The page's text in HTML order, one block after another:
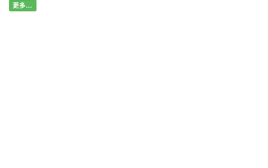
更多…